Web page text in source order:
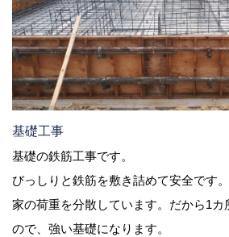
基礎工事
基礎の鉄筋工事です。
びっしりと鉄筋を敷き詰めて安全です。
家の荷重を分散しています。だから1カ
ので、強い基礎になります。